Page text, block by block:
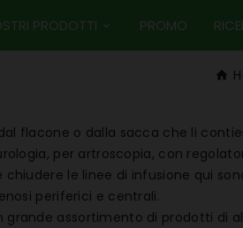
PRODOTTI PROMO
flacone o dalla sacca che li
per artroscopia, con
le linee di infusione qui
periferici e centrali.
assortimento di prodotti di